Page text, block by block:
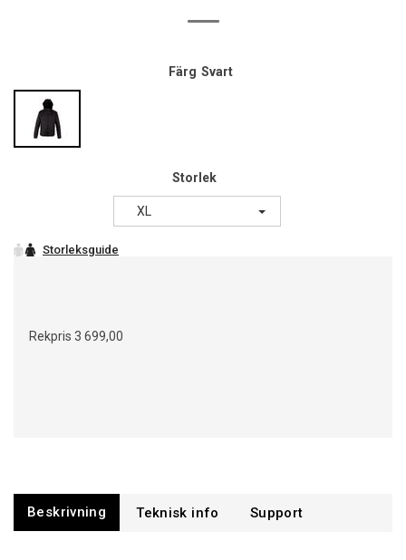
Färg Svart
Storlek
XL
Rekpris 3 699,00
Beskrivning Support